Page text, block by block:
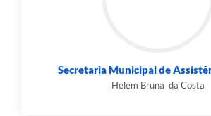
Secretaria Municipal de
Helem Bruna da Costa